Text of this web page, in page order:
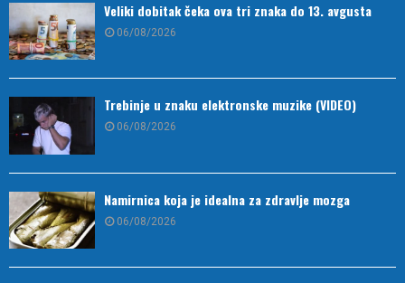
Veliki dobitak čeka ova tri znaka do 13. avgusta
06/08/2026
Trebinje u znaku elektronske muzike (VIDEO)
06/08/2026
Namirnica koja je idealna za zdravlje mozga
06/08/2026